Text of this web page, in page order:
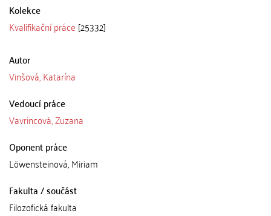
Kolekce
Kvalifikační práce [25332]
Autor
Vinšová, Katarína
Vedoucí práce
Vavrincová, Zuzana
Oponent práce
Löwensteinová, Miriam
Fakulta / součást
Filozofická fakulta